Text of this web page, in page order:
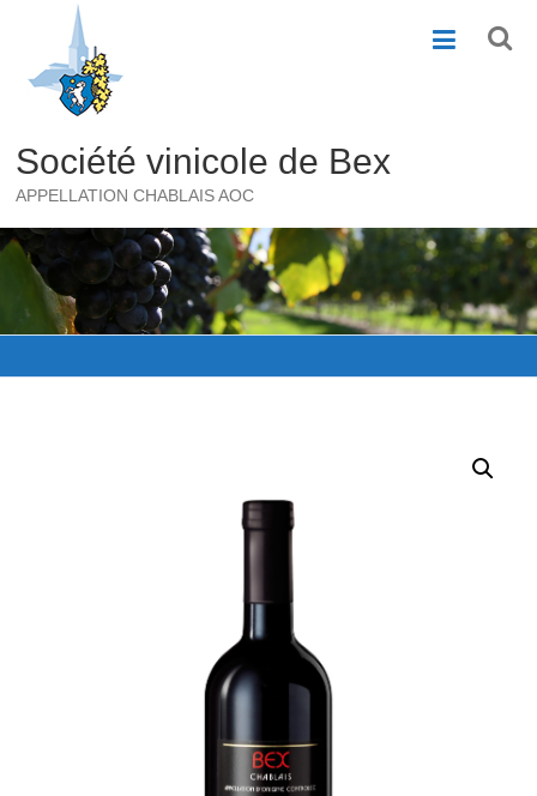
content
Société vinicole de Bex
APPELLATION CHABLAIS AOC